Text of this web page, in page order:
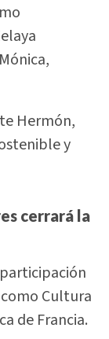
Hermón,
y
cerrará la
Cultura
de Francia.